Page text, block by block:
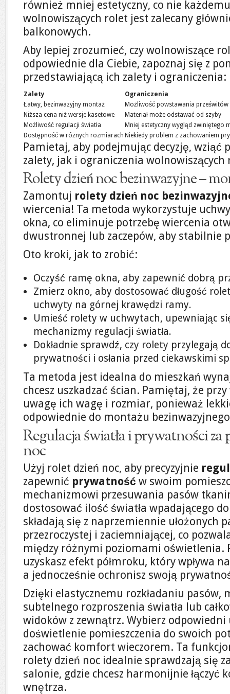
również mniej estetyczny, co nie
wolnowiszących rolet jest zalecany
balkonowych.
Aby lepiej zrozumieć, czy wolnowiszące
odpowiednie dla Ciebie, zapoznaj się z
przedstawiającą ich zalety i ograniczenia:
Zalety
Ograniczenia
Łatwy, bezinwazyjny montaż
Możliwość powstawania prześwitów
Niższa cena niż wersje kasetowe
Materiał może odstawać od szyby
Możliwość regulacji światła
Mniej estetyczny wygląd zwiniętego
Dostępność w różnych rozmiarach Niekiedy problem z zachowaniem
Pamietaj, aby podejmując decyzję, wziąć
zalety, jak i ograniczenia wolnowiszących
Rolety dzień noc bezinwazyjne –
Zamontuj rolety dzień noc
wiercenia! Ta metoda wykorzystuje
okna, co eliminuje potrzebę wiercenia
dwustronnej lub zaczepów, aby stabilnie
Oto kroki, jak to zrobić:
Oczyść ramę okna, aby zapewnić dobrą
Zmierz okno, aby dostosować długość
uchwyty na górnej krawędzi ramy.
Umieść rolety w uchwytach, upewniając
mechanizmy regulacji światła.
Dokładnie sprawdź, czy rolety przylegają
prywatności i osłania przed ciekawskimi
Ta metoda jest idealna do mieszkań
chcesz uszkadzać ścian. Pamiętaj, że
uwagę ich wagę i rozmiar, ponieważ
odpowiednie do montażu
Regulacja światła i prywatności
noc
Użyj rolet dzień noc, aby precyzyjnie
zapewnić prywatność w swoim
mechanizmowi przesuwania pasów
dostosować ilość światła wpadającego
składają się z naprzemiennie ułożonych
przezroczystej i zaciemniającej, co
między różnymi poziomami oświetlenia.
uzyskasz efekt półmroku, który wpływa
a jednocześnie ochronisz swoją
Dzięki elastycznemu rozkładaniu pasów,
subtelnego rozproszenia światła lub
widoków z zewnątrz. Wybierz odpowiedni
doświetlenie pomieszczenia do swoich
zachować komfort wieczorem. Ta
rolety dzień noc idealnie sprawdzają się
salonie, gdzie chcesz harmonijnie łączyć
wnętrza.